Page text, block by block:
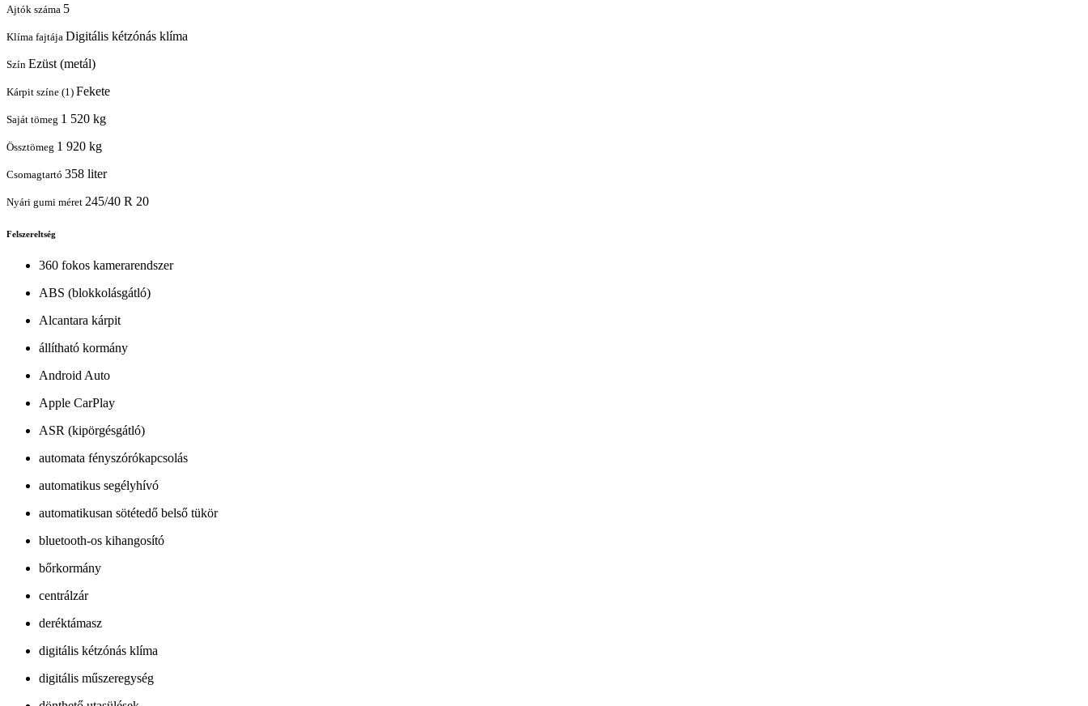
Ajtók száma 5
Klíma fajtája Digitális kétzónás klíma
Szín Ezüst (metál)
Kárpit színe (1) Fekete
Saját tömeg 1 520 kg
Össztömeg 1 920 kg
Csomagtartó 358 liter
Nyári gumi méret 245/40 R 20
Felszereltség
360 fokos kamerarendszer
ABS (blokkolásgátló)
Alcantara kárpit
állítható kormány
Android Auto
Apple CarPlay
ASR (kipörgésgátló)
automata fényszórókapcsolás
automatikus segélyhívó
automatikusan sötétedő belső tükör
bluetooth-os kihangosító
bőrkormány
centrálzár
deréktámasz
digitális kétzónás klíma
digitális műszeregység